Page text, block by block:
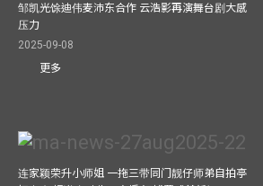
邹凯光馀迪伟麦沛东合作 云浩影再演舞台剧大感
压力
2025-09-08
更多
连家颖荣升小师姐 一拖三带同门靓仔师弟自拍亭